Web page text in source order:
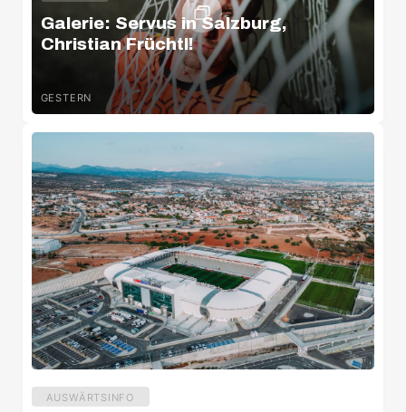
Galerie: Servus in Salzburg,
Christian Früchtl!
GESTERN
AUSWÄRTSINFO